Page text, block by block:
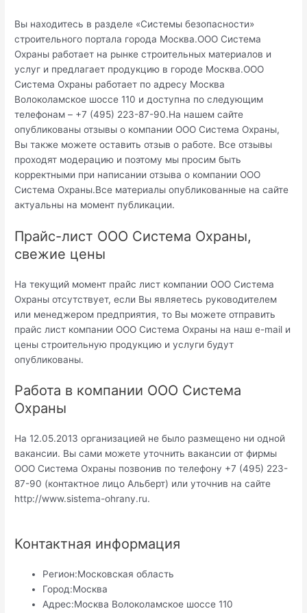
Вы находитесь в разделе «Системы безопасности»
строительного портала города Москва.ООО Система
Охраны работает на рынке строительных материалов и
услуг и предлагает продукцию в городе Москва.ООО
Система Охраны работает по адресу Москва
Волоколамское шоссе 110 и доступна по следующим
телефонам – +7 (495) 223-87-90.На нашем сайте
опубликованы отзывы о компании ООО Система Охраны,
Вы также можете оставить отзыв о работе. Все отзывы
проходят модерацию и поэтому мы просим быть
корректными при написании отзыва о компании ООО
Система Охраны.Все материалы опубликованные на сайте
актуальны на момент публикации.
Прайс-лист ООО Система Охраны,
свежие цены
На текущий момент прайс лист компании ООО Система
Охраны отсутствует, если Вы являетесь руководителем
или менеджером предприятия, то Вы можете отправить
прайс лист компании ООО Система Охраны на наш e-mail и
цены строительную продукцию и услуги будут
опубликованы.
Работа в компании ООО Система
Охраны
На 12.05.2013 организацией не было размещено ни одной
вакансии. Вы сами можете уточнить вакансии от фирмы
ООО Система Охраны позвонив по телефону +7 (495) 223-
87-90 (контактное лицо Альберт) или уточнив на сайте
http://www.sistema-ohrany.ru.
Контактная информация
Регион:Московская область
Город:Москва
Адрес:Москва Волоколамское шоссе 110